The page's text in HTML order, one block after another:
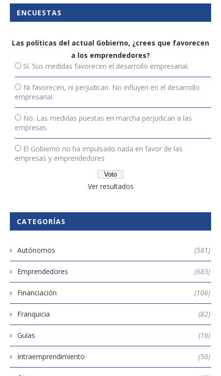
ENCUESTAS
Las políticas del actual Gobierno, ¿crees que favorecen
a los emprendedores?
Sí. Sus medidas favorecen el desarrollo empresarial.
Ni favorecen, ni perjudican. No influyen en el desarrollo
empresarial.
No. Las medidas puestas en marcha perjudican a las
empresas.
El Gobierno no ha impulsado nada en favor de las
empresas y emprendedores
Ver resultados
CATEGORÍAS
Autónomos (581)
Emprendedores (683)
Financiación (106)
Franquicia (82)
Guías (16)
Intraemprendimiento (50)